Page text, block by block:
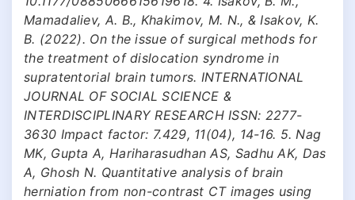
Mamadaliev, A. B., Khakimov, M. N., & Isakov, K.
B. (2022). On the issue of surgical methods for
the treatment of dislocation syndrome in
supratentorial brain tumors. INTERNATIONAL
JOURNAL OF SOCIAL SCIENCE &
INTERDISCIPLINARY RESEARCH ISSN: 2277-
3630 Impact factor: 7.429, 11(04), 14-16. 5. Nag
MK, Gupta A, Hariharasudhan AS, Sadhu AK, Das
A, Ghosh N. Quantitative analysis of brain
herniation from non-contrast CT images using